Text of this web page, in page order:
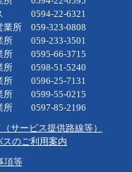
22-6321
059-323-0808
所 059-233-3501
所 0595-66-3715
所 0598-51-5240
0596-25-7131
0599-55-0215
0597-85-2196
サービス提供路線等）
スのご利用案内
項等